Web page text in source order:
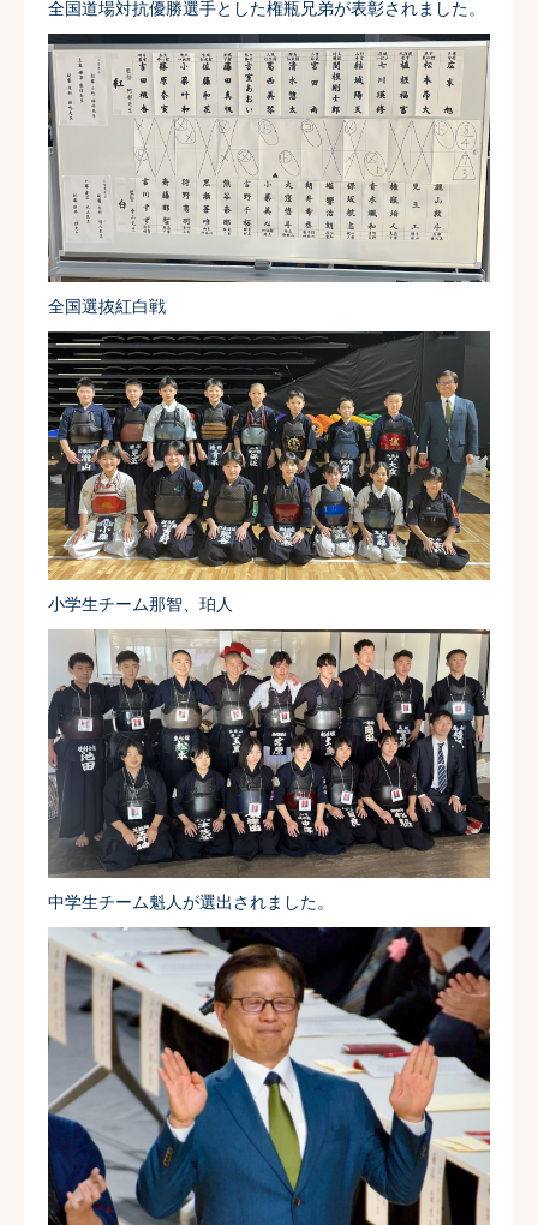
全国道場対抗優勝選手とした権瓶兄弟が表彰されました。
全国選抜紅白戦
小学生チーム那智、珀人
中学生チーム魁人が選出されました。